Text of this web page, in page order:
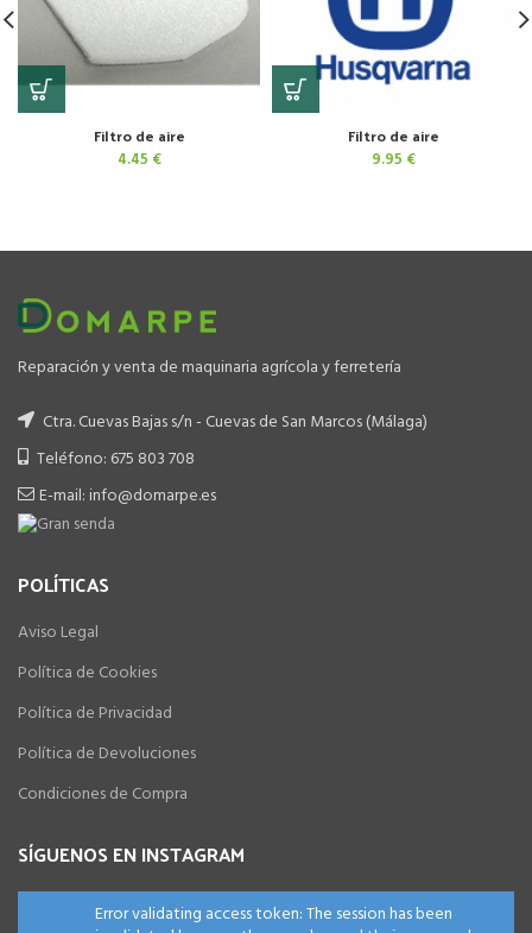
Filtro de aire
4.45 €
Filtro de aire
9.95 €
Reparación y venta de maquinaria agrícola y ferretería
Ctra. Cuevas Bajas s/n - Cuevas de San Marcos (Málaga)
Teléfono: 675 803 708
E-mail: info@domarpe.es
POLÍTICAS
Aviso Legal
Política de Cookies
Política de Privacidad
Política de Devoluciones
Condiciones de Compra
SÍGUENOS EN INSTAGRAM
Error validating access token: The session has been